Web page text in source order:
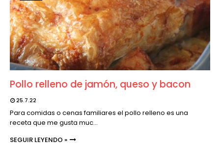
Pollo relleno de jamón, queso y bacon
25.7.22
Para comidas o cenas familiares el pollo relleno es una
receta que me gusta muc…
SEGUIR LEYENDO »